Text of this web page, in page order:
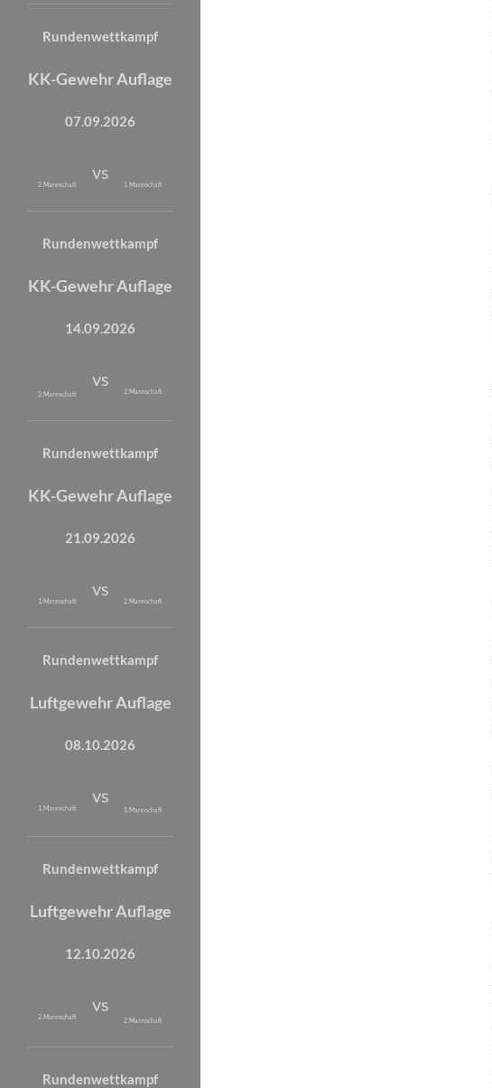
Rundenwettkampf
KK-Gewehr Auflage
07.09.2026
2. Mannschaft
vs
1. Mannschaft
Rundenwettkampf
KK-Gewehr Auflage
14.09.2026
2. Mannschaft
vs
2. Mannschaft
Rundenwettkampf
KK-Gewehr Auflage
21.09.2026
1. Mannschaft
vs
2. Mannschaft
Rundenwettkampf
Luftgewehr Auflage
08.10.2026
1. Mannschaft
vs
1. Mannschaft
Rundenwettkampf
Luftgewehr Auflage
12.10.2026
2. Mannschaft
vs
2. Mannschaft
Rundenwettkampf